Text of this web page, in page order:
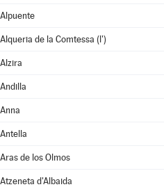
Alpuente
Alqueria de la Comtessa (l')
Alzira
Andilla
Anna
Antella
Aras de los Olmos
Atzeneta d'Albaida